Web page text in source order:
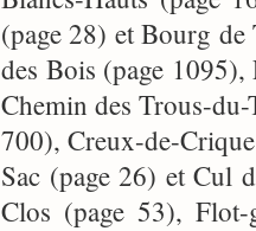
(page 28) et Bourg
des Bois (page 1095),
Chemin des Trous-
700), Creux-de-
Sac (page 26) et Cul
Clos (page 53),